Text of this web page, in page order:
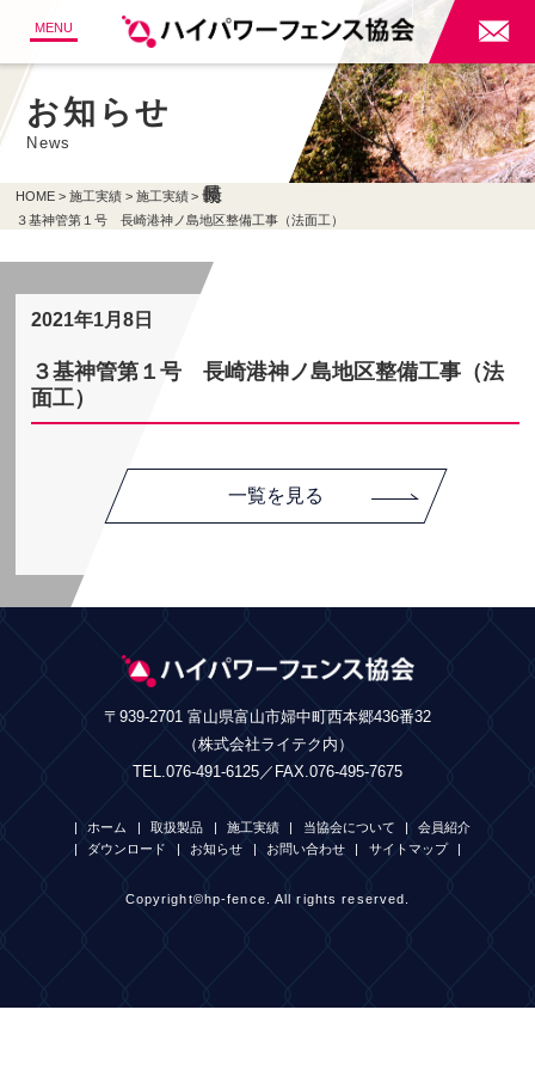
MENU 
お知らせ
News
HOME 施工実績
施工実績
３基神管第１号 長崎港神ノ島地区整備工事（法面工）
2021年1月8日
３基神管第１号 長崎港神ノ島地区整備工事（法
面工）
一覧を見る
〒939-2701 富山県富山市婦中町西本郷436番32
（株式会社ライテク内）
TEL.076-491-6125／FAX.076-495-7675
ホーム 取扱製品 施工実績 当協会について
会員紹介
ダウンロード
お知らせ お問い合わせ サイトマップ
Copyright©hp-fence. All rights reserved.